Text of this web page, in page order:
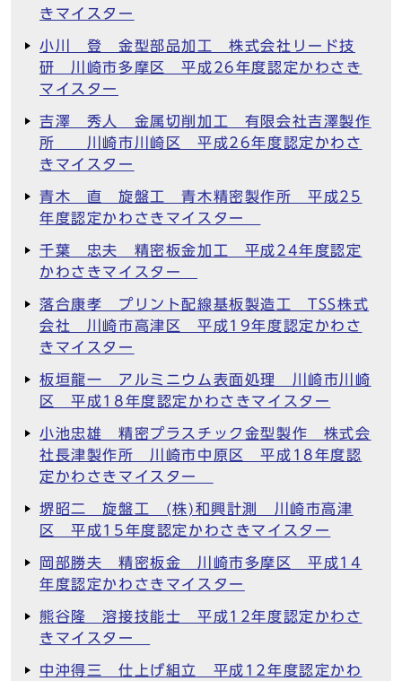
きマイスター
小川 登 金型部品加工 株式会社リード技
研 川崎市多摩区 平成26年度認定かわさき
マイスター
吉澤 秀人 金属切削加工 有限会社吉澤製作
所 川崎市川崎区 平成26年度認定かわさ
きマイスター
青木 直 旋盤工 青木精密製作所 平成25
年度認定かわさきマイスター
千葉 忠夫 精密板金加工 平成24年度認定
かわさきマイスター
落合康孝 プリント配線基板製造工 TSS株式
会社 川崎市高津区 平成19年度認定かわさ
きマイスター
板垣龍一 アルミニウム表面処理 川崎市川崎
区 平成18年度認定かわさきマイスター
小池忠雄 精密プラスチック金型製作 株式会
社長津製作所 川崎市中原区 平成18年度認
定かわさきマイスター
堺昭二 旋盤工 (株)和興計測 川崎市高津
区 平成15年度認定かわさきマイスター
岡部勝夫 精密板金 川崎市多摩区 平成14
年度認定かわさきマイスター
熊谷隆 溶接技能士 平成12年度認定かわさ
きマイスター
中沖得三 仕上げ組立 平成12年度認定かわ